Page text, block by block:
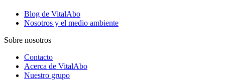
Blog de VitalAbo
Nosotros y el medio ambiente
Sobre nosotros
Contacto
Acerca de VitalAbo
Nuestro grupo